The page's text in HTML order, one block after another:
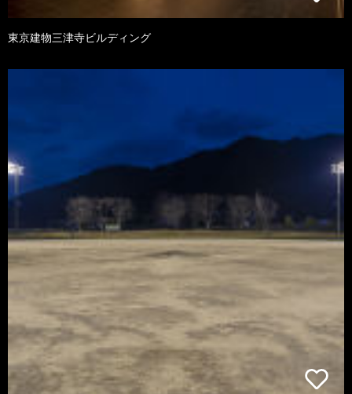
東京建物三津寺ビルディング